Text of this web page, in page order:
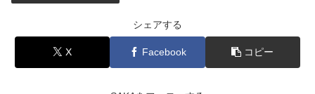
シェアする
X Facebook コピー